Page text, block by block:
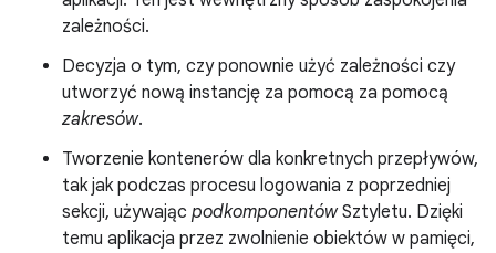
zależności.
Decyzja o tym, czy ponownie użyć zależności czy
utworzyć nową instancję za pomocą za pomocą
zakresów.
Tworzenie kontenerów dla konkretnych przepływów,
tak jak podczas procesu logowania z poprzedniej
sekcji, używając podkomponentówSztyletu. Dzięki
temu aplikacja przez zwolnienie obiektów w pamięci,